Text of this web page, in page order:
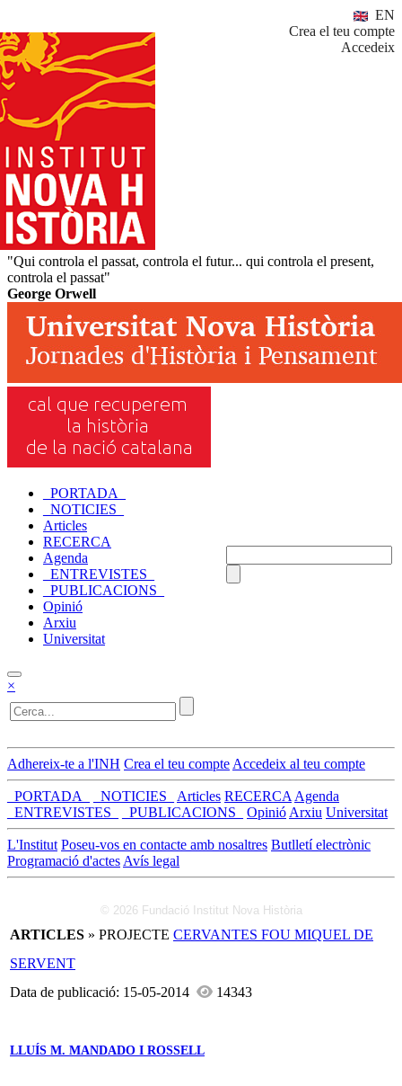
EN
Crea el teu compte
Accedeix
"Qui controla el passat, controla el futur... qui controla el present,
controla el passat"
George Orwell
_PORTADA_
_NOTICIES_
Articles
RECERCA
Agenda
_ENTREVISTES_
_PUBLICACIONS_
Opinió
Arxiu
Universitat
×
Adhereix-te a l'INH Crea el teu compte Accedeix al teu compte
_PORTADA_ _NOTICIES_ Articles RECERCA Agenda
_ENTREVISTES_
_PUBLICACIONS_ Opinió Arxiu Universitat
L'Institut Poseu-vos en contacte amb nosaltres Butlletí electrònic
Programació d'actes Avís legal
© 2026 Fundació Institut Nova Història
ARTICLES » PROJECTE CERVANTES FOU MIQUEL DE
SERVENT
Data de publicació: 15-05-2014
14343
LLUÍS M. MANDADO I ROSSELL